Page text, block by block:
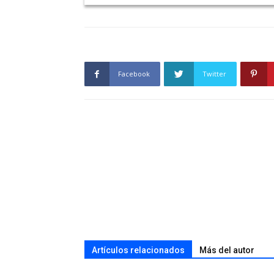
Facebook Twitter
Artículos relacionados Más del autor